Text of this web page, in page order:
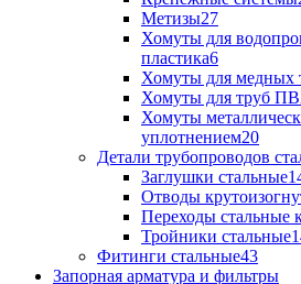
Метизы27
Хомуты для
пластика6
Хомуты для медных
Хомуты для труб
Хомуты
уплотнением20
Детали трубопроводов
Заглушки стальные
Отводы
Переходы стальные
Тройники стальные
Фитинги стальные43
Запорная арматура и фильтры